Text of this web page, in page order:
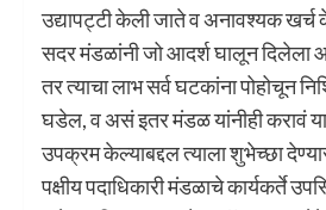
उद्यापट्टी केली जाते व अनावश्यक खर्च
सदर मंडळांनी जो आदर्श घालून
तर त्याचा लाभ सर्व घटकांना पोहोचून
घडेल, व असं इतर मंडळ यांनीही करावं
उपक्रम केल्याबद्दल त्याला शुभेच्छा
पक्षीय पदाधिकारी मंडळाचे कार्यकर्ते